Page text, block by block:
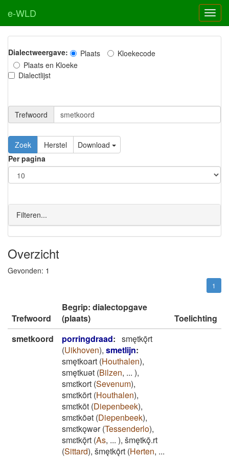
e-WLD
Dialectweergave: Plaats
Kloekecode
Plaats en Kloeke
Dialectlijst
Trefwoord
Download
Per pagina
Filteren...
Overzicht
Gevonden: 1
1
Trefwoord
Begrip: dialectopgave
(plaats)
Toelichting
smetkoord
porringdraad: smętkǭrt
(Uikhoven), smetlijn:
smętkoart (Houthalen),
smętkuǝt (Bilzen, ... ),
smɛtkort (Sevenum),
smɛtkōrt (Houthalen),
smɛtkōt (Diepenbeek),
smɛtkōǝt (Diepenbeek),
smɛtkǫwǝr(Tessenderlo),
smɛtkǭrt (As, ... ), šmętkǭ.rt
(Sittard), šmętkǭrt (Herten, ...